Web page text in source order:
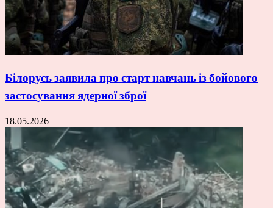
Білорусь заявила про старт навчань із бойового
застосування ядерної зброї
18.05.2026